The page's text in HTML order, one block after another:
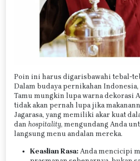
Poin ini harus digarisbawahi tebal-
Dalam budaya pernikahan Indonesia,
Tamu mungkin lupa warna dekorasi
tidak akan pernah lupa jika
Jagarasa, yang memiliki akar kuat
dan hospitality, mengundang Anda
langsung menu andalan mereka.
Keaslian Rasa:Anda mencicipi